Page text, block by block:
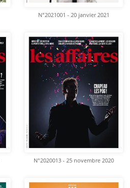
N°2021001 - 20 janvier 2021
N°2020013 - 25 novembre 2020